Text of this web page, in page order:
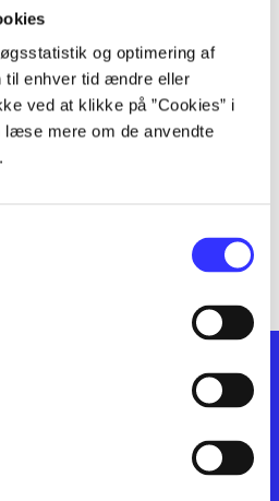
og optimering af
til enhver tid ændre eller
ved at klikke på ”Cookies” i
læse mere om de anvendte
...
...
...
...
...
...
...